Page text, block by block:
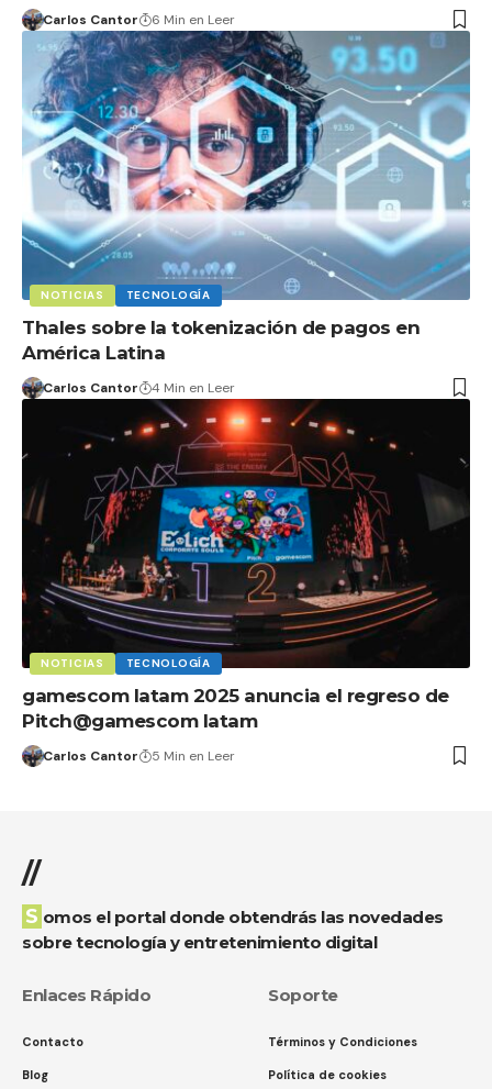
Carlos Cantor 6 Min en Leer
NOTICIAS TECNOLOGÍA
Thales sobre la tokenización de pagos en
América Latina
Carlos Cantor 4 Min en Leer
NOTICIAS TECNOLOGÍA
gamescom latam 2025 anuncia el regreso de
Pitch@gamescom latam
Carlos Cantor 5 Min en Leer
//
Somos el portal donde obtendrás las novedades
sobre tecnología y entretenimiento digital
Enlaces Rápido
Contacto
Blog
Soporte
Términos y Condiciones
Política de cookies